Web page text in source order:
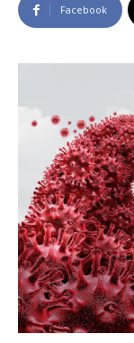
Facebook